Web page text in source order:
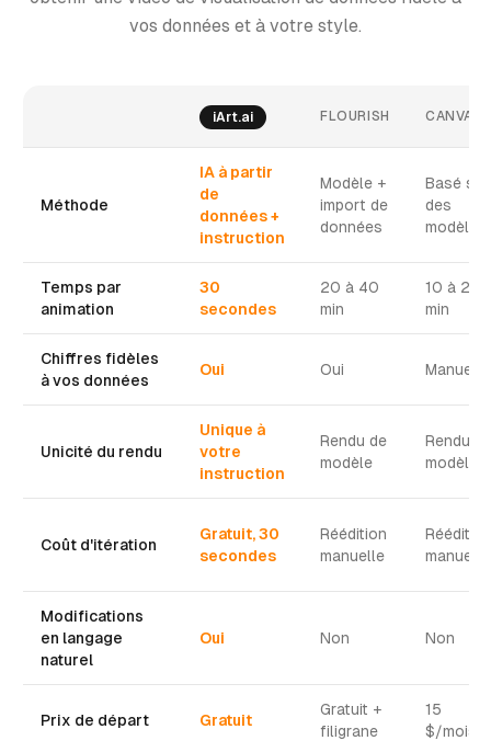
vos données et à votre style.
iArt.ai FLOURISH CANVA
Méthode
IA à partir
de
données +
instruction
Modèle +
import de
données
Basé sur
des
modèles
Temps par
animation
30
secondes
20 à 40
min
10 à 20
min
Chiffres fidèles
à vos données
Oui Oui Manuel
Unicité du rendu
Unique à
votre
instruction
Rendu de
modèle
Rendu de
modèle
Coût d'itération
Gratuit, 30
secondes
Réédition
manuelle
Réédition
manuelle
Modifications
en langage
naturel
Oui Non Non
Prix de départ Gratuit
Gratuit +
filigrane
15
$/mois